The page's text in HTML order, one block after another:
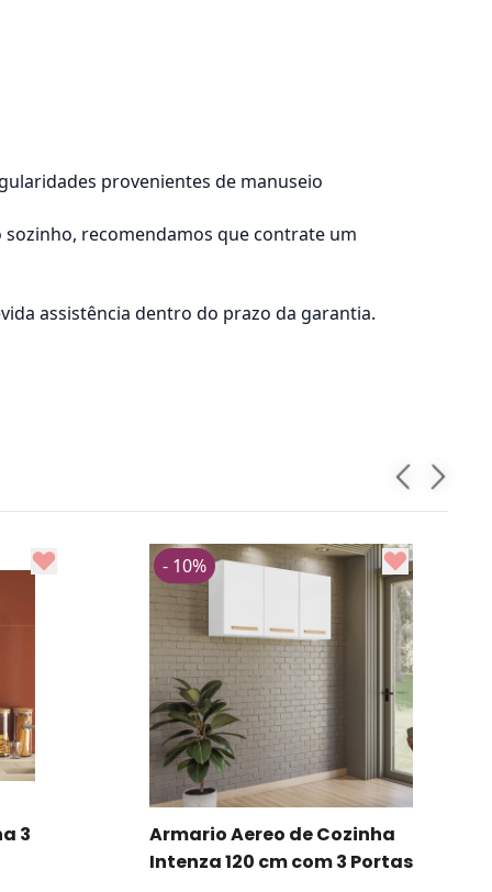
provenientes de manuseio
recomendamos que contrate um
assistência dentro do prazo da garantia.
Armario Aereo de Cozinha
Intenza 120 cm com 3 Portas
- 10%
Armario
Intenza
R$ 149,40
3x de R$
sem juros
De:
Por: R$ 166,00
- 10%